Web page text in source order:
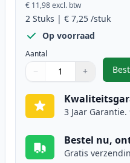
€ 11,98excl. btw
2 Stuks | € 7,25 /stuk
Op voorraad
Aantal
Gebruik de knoppen om
− +
1
3 Jaar
Bestel nu,
Gratis